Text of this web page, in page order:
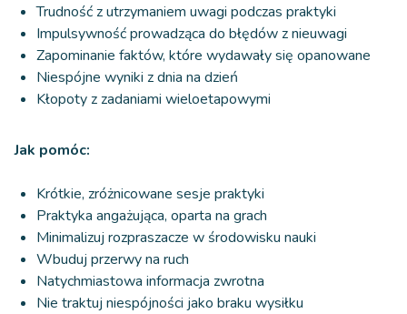
Trudność z utrzymaniem uwagi podczas praktyki
Impulsywność prowadząca do błędów z nieuwagi
Zapominanie faktów, które wydawały się opanowane
Niespójne wyniki z dnia na dzień
Kłopoty z zadaniami wieloetapowymi
Jak pomóc:
Krótkie, zróżnicowane sesje praktyki
Praktyka angażująca, oparta na grach
Minimalizuj rozpraszacze w środowisku nauki
Wbuduj przerwy na ruch
Natychmiastowa informacja zwrotna
Nie traktuj niespójności jako braku wysiłku